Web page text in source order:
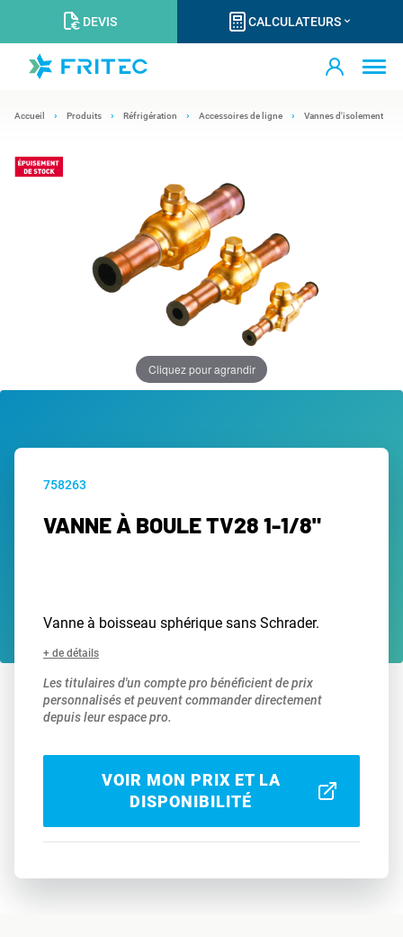
DEVIS CALCULATEURS
Accueil Produits Réfrigération Accessoires de ligne Vannes d'isolement
Cliquez pour agrandir
758263
VANNE À BOULE TV28 1-1/8"
Vanne à boisseau sphérique sans Schrader.
+ de détails
Les titulaires d'un compte pro bénéficient de prix
personnalisés et peuvent commander directement
depuis leur espace pro.
VOIR MON PRIX ET LA
DISPONIBILITÉ